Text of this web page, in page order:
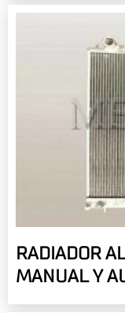
RADIADOR
MANUAL Y